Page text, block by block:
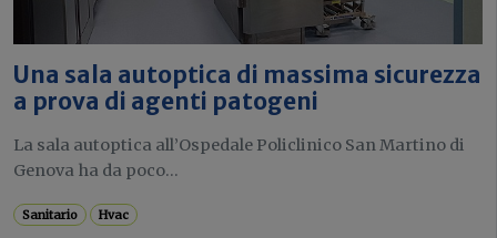
Una sala autoptica di massima sicurezza
a prova di agenti patogeni
La sala autoptica all’Ospedale Policlinico San Martino di
Genova ha da poco...
Sanitario Hvac